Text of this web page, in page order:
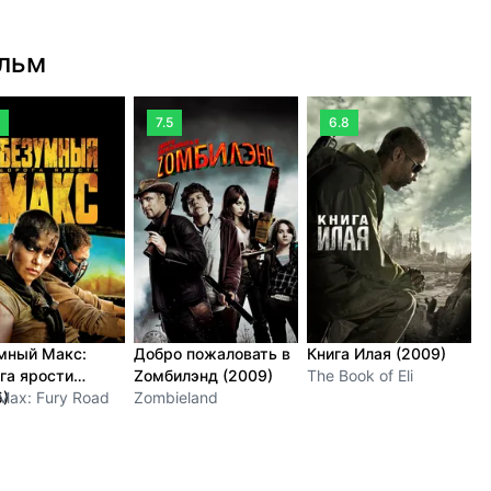
Макс:
ярости
Fury Road
7.5
Добро пожаловать в
Zомбилэнд (2009)
Zombieland
6.8
Книга Илая (2009)
The Book of Eli